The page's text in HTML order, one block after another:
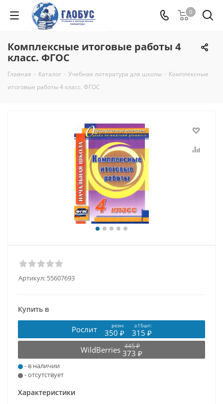
0
Комплексные итоговые работы 4
класс. ФГОС
Главная - Каталог - Учебная литература для школы - Комплексные
итоговые работы 4 класс. ФГОС
Артикул: 55607693
Купить в
Рослит розн: ≥15шт:
350 ₽
315 ₽
WildBerries 445 ₽
373 ₽
- в наличии
- отсутствует
Характеристики